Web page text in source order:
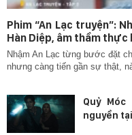
Phim “An Lạc truyện”:
Hàn Diệp, âm thầm thực
Nhậm An Lạc từng bước đặt
nhưng càng tiến gần sự thật,
Quỷ
nguyền